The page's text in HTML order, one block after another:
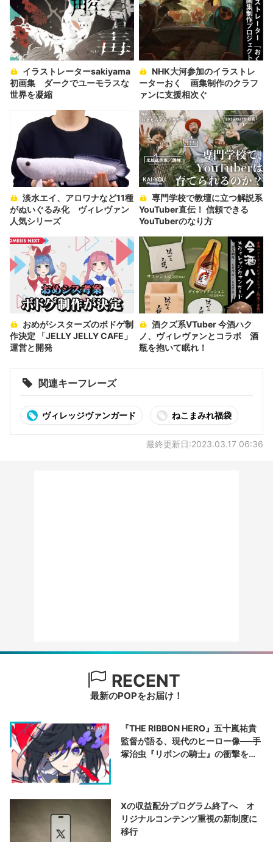
初画集 ダークでユーモラスな
世界を凝縮
ーターおく 画集制作のクラフ
ァンに支援相次ぐ
がぬいぐるみ化 ヴィレヴァン
人気シリーズ
YouTuber直伝！ 信頼できる
YouTuberのなり方
作決定 「JELLY JELLY CAFE」
運営と開発
ノ、ヴィレヴァンとコラボ 酒
瓶を抱いて眠れ！
関連キーフレーズ
ヴィレッジヴァンガード ねこまみれ福袋
最終更新日:2023.03.17 06:36
RECENT
最新のPOPをお届け！
『THE RIBBON HERO』五十嵐祐貴
監督が語る、現代のヒーロー像──手
塚治虫『リボンの騎士』の衝撃を再
Xの収益配分プログラム終了へ オ
リジナルコンテンツ重視の新制度に
移行